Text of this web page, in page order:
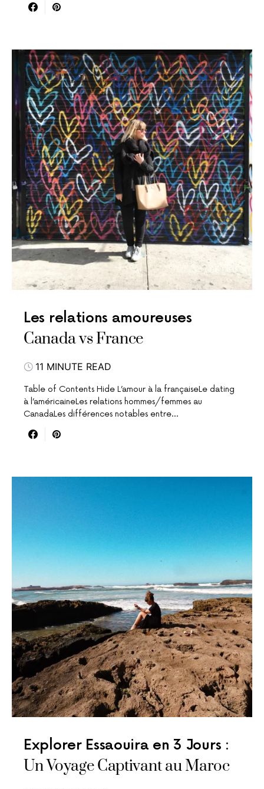
Les relations amoureuses
Canada vs France
11 MINUTE READ
Table of Contents Hide L’amour à la françaiseLe dating
à l’américaineLes relations hommes/femmes au
CanadaLes différences notables entre…
Explorer Essaouira en 3 Jours :
Un Voyage Captivant au Maroc